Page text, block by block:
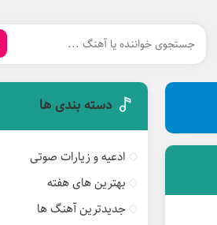
دسته بندی ها
ادعیه و زیارات صوتی
بهترین های هفته
جدیدترین آهنگ ها